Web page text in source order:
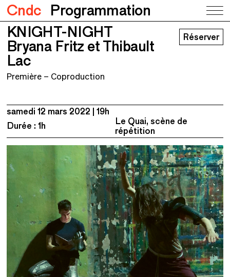
Cndc Programmation
KNIGHT-NIGHT
Bryana Fritz et Thibault Lac
KNIGHT-NIGHT
Bryana Fritz et Thibault
Lac
Réserver
Première – Coproduction
samedi 12 mars 2022
19h
Durée : 1h
Le Quai, scène de
répétition